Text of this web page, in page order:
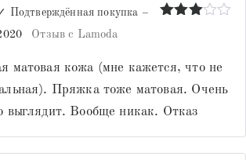
Подтверждённая покупка –
Отзыв с Lamoda
матовая кожа (мне кажется, что не
Пряжка тоже матовая. Очень
выглядит. Вообще никак. Отказ